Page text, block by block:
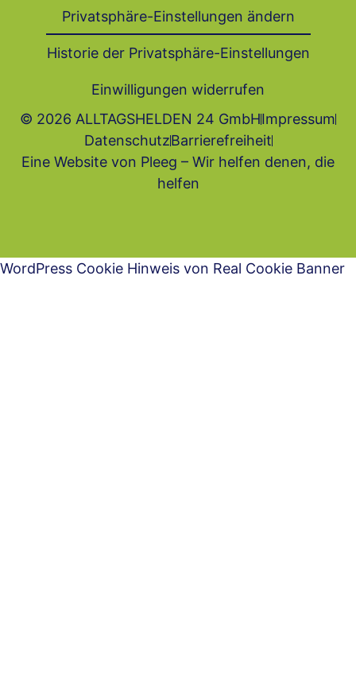
Privatsphäre-Einstellungen ändern
Historie der Privatsphäre-Einstellungen
Einwilligungen widerrufen
© 2026 ALLTAGSHELDEN 24 GmbHImpressum
DatenschutzBarrierefrei­heit
Eine Website von Pleeg – Wir helfen denen, die
helfen
WordPress Cookie Hinweis von Real Cookie Banner